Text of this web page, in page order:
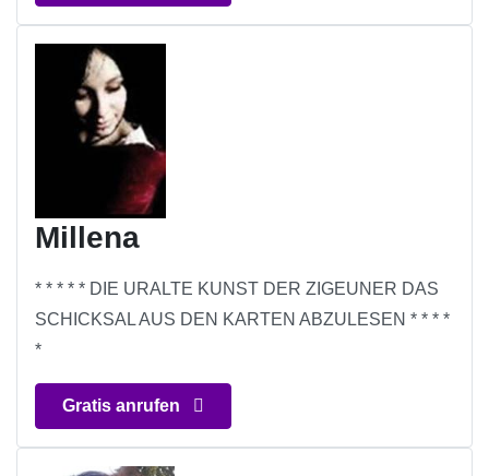
Millena
* * * * * DIE URALTE KUNST DER ZIGEUNER DAS
SCHICKSAL AUS DEN KARTEN ABZULESEN * * * *
*
Gratis anrufen